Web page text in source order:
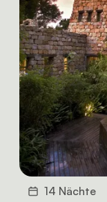
14 Nächte